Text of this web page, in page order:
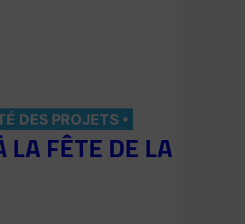
DES PROJETS
LA FÊTE DE LA